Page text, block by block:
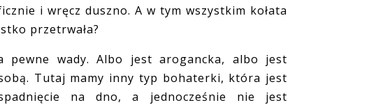
i wręcz duszno. A w tym wszystkim kołata
przetrwała?
wady. Albo jest arogancka, albo jest
Tutaj mamy inny typ bohaterki, która jest
na dno, a jednocześnie nie jest